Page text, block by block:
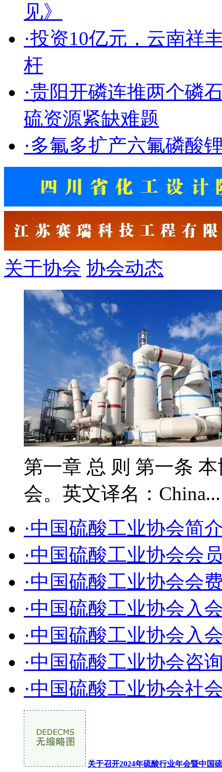
见》
·投资10亿元，云南祥
杆
·贵阳开磷连推两个磷
硫资源紧缺难题
·多氟多扩产六氟磷酸
关于协会 协会动态
第一章 总 则 第一条
会。英文译名：
·中国硫酸工业协会简
·中国硫酸工业协会会
·中国硫酸工业协会会
·中国硫酸工业协会入
·中国硫酸工业协会入
·中国硫酸工业协会咨
·中国硫酸工业协会社
关于召开2024年硫酸行业年会暨中国